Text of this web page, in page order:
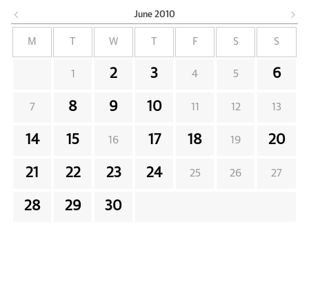
June 2010
M W F S S
1 2 3 4 5 6
7 8 9 10 11 12 13
14 15 16 17 18 19 20
21 22 23 24 25 26 27
28 29 30